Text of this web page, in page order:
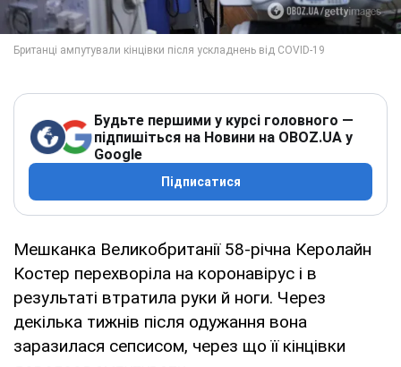
Будьте першими у курсі головного —
підпишіться на Новини на OBOZ.UA у
Google
Підписатися
Мешканка Великобританії 58-річна Керолайн
Костер перехворіла на коронавірус і в
результаті втратила руки й ноги. Через
декілька тижнів після одужання вона
заразилася сепсисом, через що її кінцівки